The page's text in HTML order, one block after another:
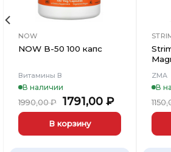
NOW
NOW B-50 100 капс
Витамины В
В наличии
1990,00₽
Первоначальная
цена
составляла
1990,00 ₽.
1791,00 ₽Текущая
цена:
В корзину
ZMA
В